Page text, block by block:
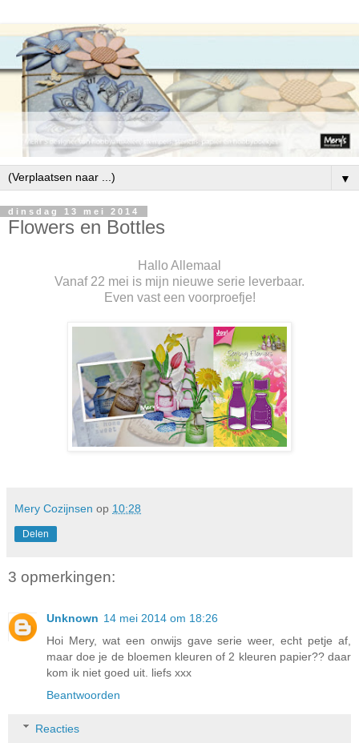
▼
dinsdag 13 mei 2014
Flowers en Bottles
Hallo Allemaal
Vanaf 22 mei is mijn nieuwe serie leverbaar.
Even vast een voorproefje!
Mery Cozijnsen op 10:28
Delen
3 opmerkingen:
Unknown 14 mei 2014 om 18:26
Hoi Mery, wat een onwijs gave serie weer, echt petje af,
maar doe je de bloemen kleuren of 2 kleuren papier?? daar
kom ik niet goed uit. liefs xxx
Beantwoorden
Reacties